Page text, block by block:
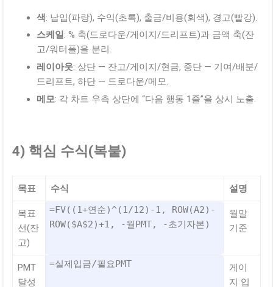
색 : 납입(파랑), 수익(초록), 출금/비용(회색), 경고(빨강).
스케일: % 축(드로다운/게이지/드리프트)과 금액 축(잔
고/워터폴)을 분리.
레이아웃: 상단 — 잔고/게이지/현금, 중단 — 기여/배분/
드리프트, 하단 — 드로다운/메모.
메모: 각 차트 우측 상단에 “다음 행동 1줄”을 상시 노출.
4) 핵심 수식(복붙)
목표 수식 설명
목표
선(잔
고)
=FV((1+연순)^(1/12)-1, ROW(A2)-
ROW($A$2)+1, -월PMT, -초기자본)
월말
기준
PMT
달성
=실제입금/필요PMT
게이
지 입